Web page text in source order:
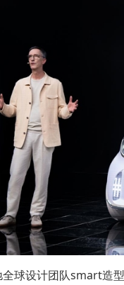
球设计团队smart造